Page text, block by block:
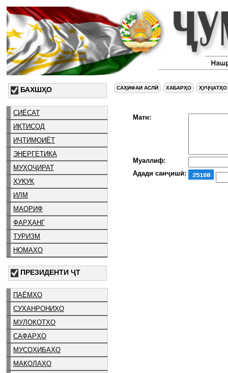
БАХШҲО
СИЁСАТ
ИҚТИСОД
ИҶТИМОИЁТ
ЭНЕРГЕТИКА
МУҲОҶИРАТ
ҲУҚУҚ
ИЛМ
МАОРИФ
ФАРҲАНГ
ТУРИЗМ
НОМАҲО
ПРЕЗИДЕНТИ ҶТ
ПАЁМҲО
СУХАНРОНИҲО
МУЛОҚОТҲО
САФАРҲО
МУСОҲИБАҲО
МАҚОЛАҲО
САҲИФАИ АСЛӢ ХАБАРҲО ҲУҶҶАТҲО
Матн:
Муаллиф:
Адади санҷишӣ: